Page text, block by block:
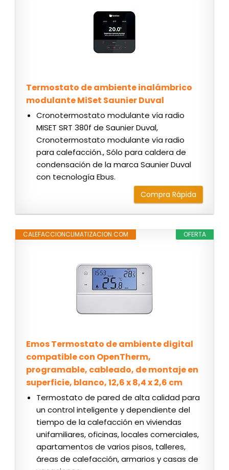
Termostato de ambiente inalámbrico
modulante MiSet Saunier Duval
Cronotermostato modulante vía radio
MISET SRT 380f de Saunier Duval,
Cronotermostato modulante vía radio
para calefacción., Sólo para caldera de
condensación de la marca Saunier Duval
con tecnología Ebus.
Compra Rápida
OFERTA
CALEFACCIONCLIMATIZACION.COM
Emos Termostato de ambiente digital
compatible con OpenTherm,
programable, cableado, de montaje en
superficie, blanco, 12,6 x 8,4 x 2,6 cm
Termostato de pared de alta calidad para
un control inteligente y dependiente del
tiempo de la calefacción en viviendas
unifamiliares, oficinas, locales comerciales,
apartamentos de varios pisos, talleres,
áreas de calefacción, armarios y casas de